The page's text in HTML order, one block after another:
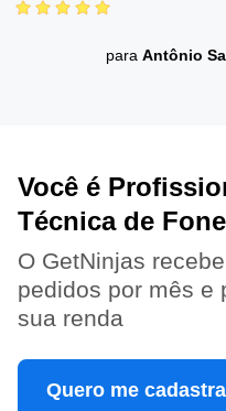
para Antônio
Você é
Técnica de
O GetNinjas
pedidos por mês e
sua renda
Quero me